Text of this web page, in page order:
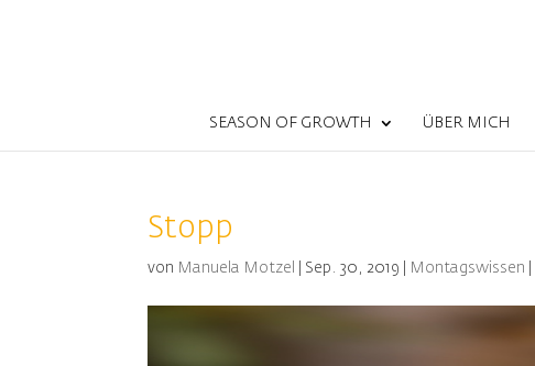
SEASON OF GROWTH ÜBER MICH
Stopp
von Manuela Motzel Sep. 30, 2019 Montagswissen